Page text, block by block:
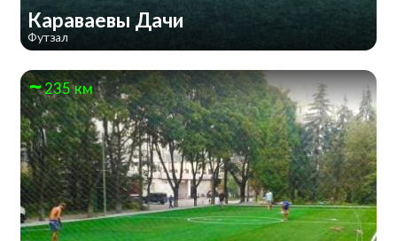
Караваевы Дачи
Футзал
235 км